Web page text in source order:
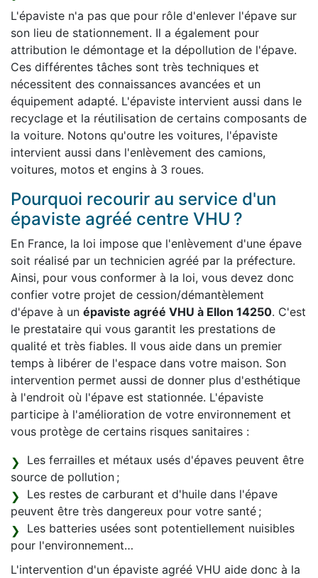
L'épaviste n'a pas que pour rôle d'enlever l'épave sur
son lieu de stationnement. Il a également pour
attribution le démontage et la dépollution de l'épave.
Ces différentes tâches sont très techniques et
nécessitent des connaissances avancées et un
équipement adapté. L'épaviste intervient aussi dans le
recyclage et la réutilisation de certains composants de
la voiture. Notons qu'outre les voitures, l'épaviste
intervient aussi dans l'enlèvement des camions,
voitures, motos et engins à 3 roues.
Pourquoi recourir au service d'un
épaviste agréé centre VHU ?
En France, la loi impose que l'enlèvement d'une épave
soit réalisé par un technicien agréé par la préfecture.
Ainsi, pour vous conformer à la loi, vous devez donc
confier votre projet de cession/démantèlement
d'épave à un épaviste agréé VHU à Ellon 14250. C'est
le prestataire qui vous garantit les prestations de
qualité et très fiables. Il vous aide dans un premier
temps à libérer de l'espace dans votre maison. Son
intervention permet aussi de donner plus d'esthétique
à l'endroit où l'épave est stationnée. L'épaviste
participe à l'amélioration de votre environnement et
vous protège de certains risques sanitaires :
Les ferrailles et métaux usés d'épaves peuvent être
source de pollution ;
Les restes de carburant et d'huile dans l'épave
peuvent être très dangereux pour votre santé ;
Les batteries usées sont potentiellement nuisibles
pour l'environnement…
L'intervention d'un épaviste agréé VHU aide donc à la